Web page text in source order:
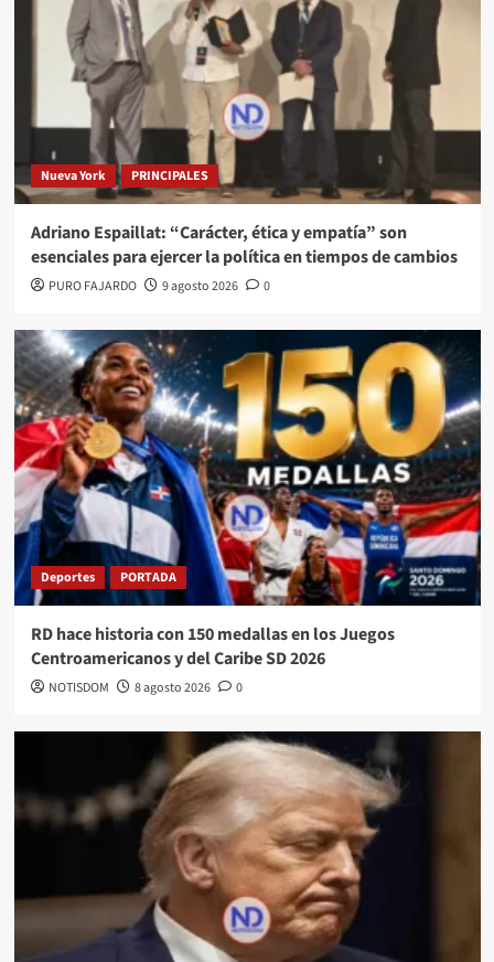
Nueva York PRINCIPALES
Adriano Espaillat: “Carácter, ética y empatía” son
esenciales para ejercer la política en tiempos de cambios
PURO FAJARDO 9 agosto 2026 0
Deportes PORTADA
RD hace historia con 150 medallas en los Juegos
Centroamericanos y del Caribe SD 2026
NOTISDOM 8 agosto 2026 0